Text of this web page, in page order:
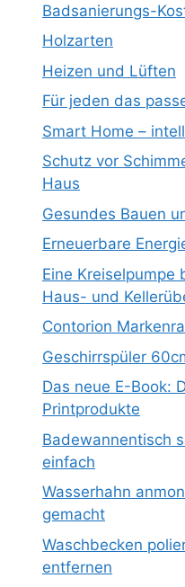
Badsanierungs-
Holzarten
Heizen und Lüften
Für jeden das
Smart Home –
Schutz vor
Haus
Gesundes Bauen
Erneuerbare
Eine
Haus- und
Contorion
Geschirrspüler
Das neue E-Book:
Printprodukte
Badewannentisch
einfach
Wasserhahn
gemacht
Waschbecken
entfernen